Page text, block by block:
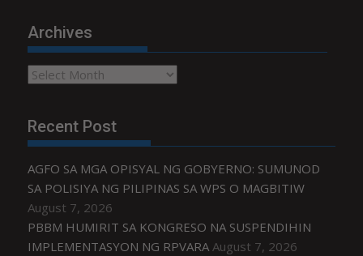
Archives
Archives
Recent Post
AGFO SA MGA OPISYAL NG GOBYERNO: SUMUNOD
SA POLISIYA NG PILIPINAS SA WPS O MAGBITIW
August 7, 2026
PBBM HUMIRIT SA KONGRESO NA SUSPENDIHIN
IMPLEMENTASYON NG RPVARA August 7, 2026